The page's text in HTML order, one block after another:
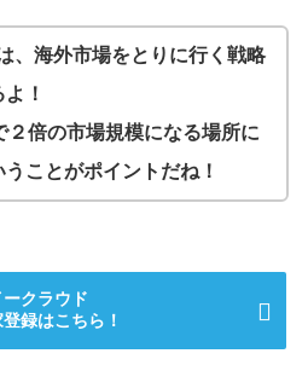
、海外市場をとりに行く戦略
！
２倍の市場規模になる場所に
ことがポイントだね！
ークラウド
録はこちら！